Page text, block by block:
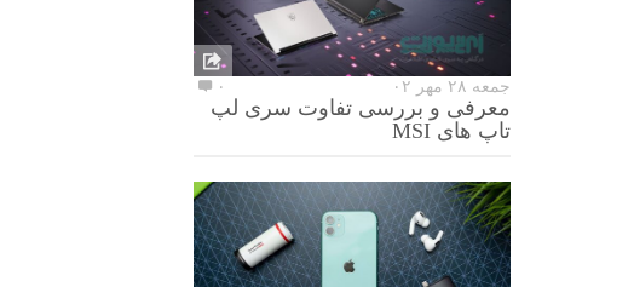
جمعه ۲۸ مهر ۰۲ ۰
معرفی و بررسی تفاوت سری لپ
تاپ های MSI